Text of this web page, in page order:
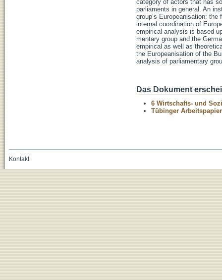
category of actors that has
parliaments in general. An
group’s Europeanisation:
internal coordination of
empirical analysis is based
mentary group and the
empirical as well as
the Europeanisation of the
analysis of parliamentary
Das Dokument
6 Wirtschafts- und
Tübinger
Kontakt